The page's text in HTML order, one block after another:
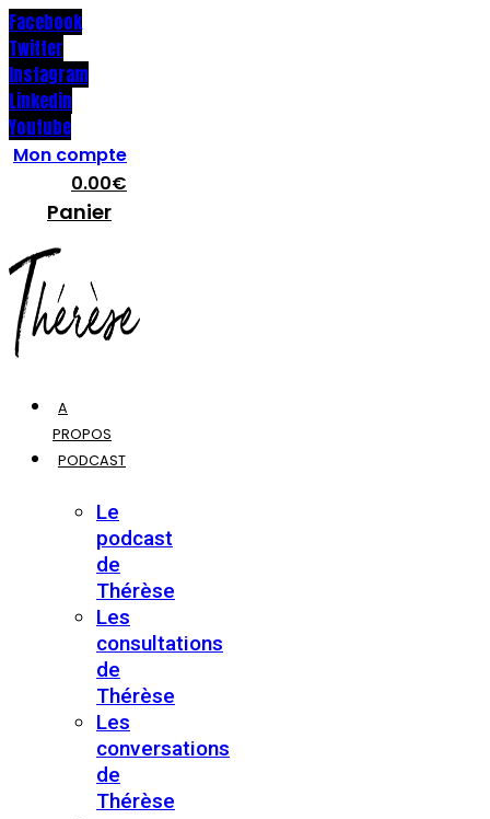
Facebook
Twitter
Instagram
Linkedin
Youtube
Mon compte
0.00€
Panier
A
PROPOS
PODCAST
Le
podcast
de
Thérèse
Les
consultations
de
Thérèse
Les
conversations
de
Thérèse